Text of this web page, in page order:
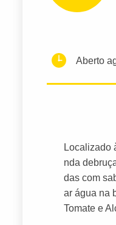
Aberto
Localizado
nda
das com
ar água na
Tomate e